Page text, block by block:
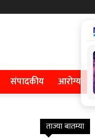
संपादकीय आरोग्य
ताज्या बातम्या